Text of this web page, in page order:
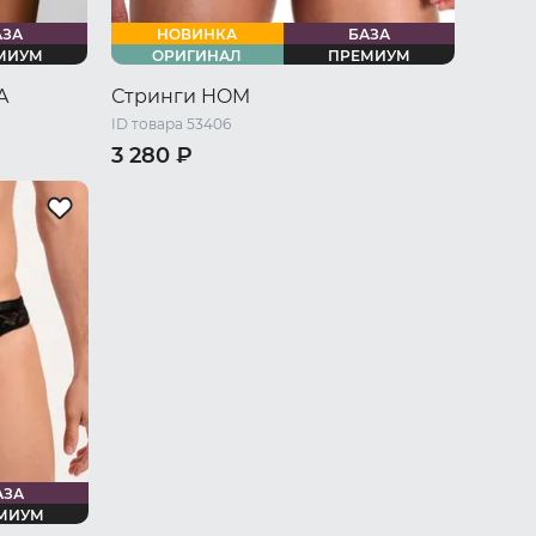
НОВИНКА
БАЗА
ОРИГИНАЛ
ПРЕМИУМ
Стринги HOM
ID товара 53406
3 280 ₽